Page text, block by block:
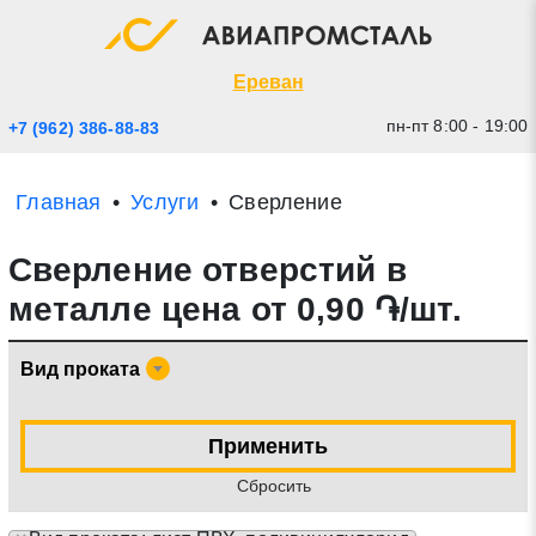
Ереван
+7 (962) 386-88-83 пн-пт 8:00 - 19:00
Главная Услуги Сверление
Сверление отверстий в
металле цена от 0,90 ֏/шт.
Вид проката
Применить
Cбросить
Экспресс заявка
Прикрепить файл (до 20 mb)
Отправить заявку